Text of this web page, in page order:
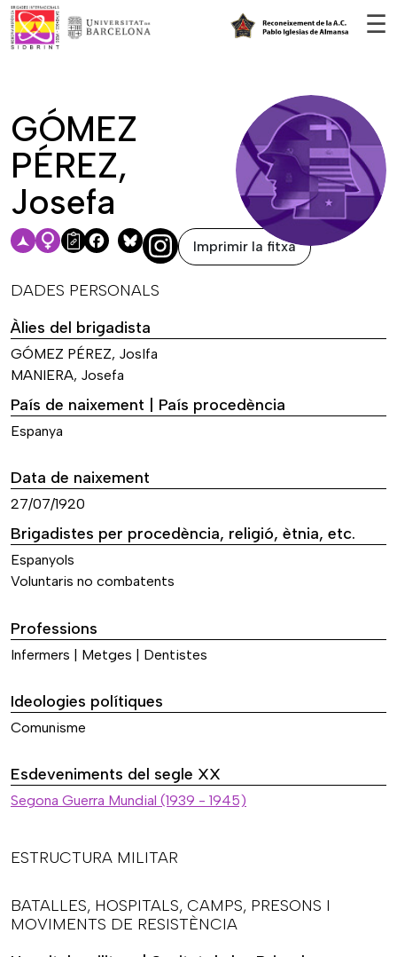
☰
GÓMEZ
PÉREZ,
Josefa
Facebook
Bluesky Imprimir la fitxa
DADES PERSONALS
Àlies del brigadista
GÓMEZ PÉREZ, JosIfa
MANIERA, Josefa
País de naixement | País procedència
Espanya
Data de naixement
27/07/1920
Brigadistes per procedència, religió, ètnia, etc.
Espanyols
Voluntaris no combatents
Professions
Infermers | Metges | Dentistes
Ideologies polítiques
Comunisme
Esdeveniments del segle XX
Segona Guerra Mundial (1939 - 1945)
ESTRUCTURA MILITAR
BATALLES, HOSPITALS, CAMPS, PRESONS I
MOVIMENTS DE RESISTÈNCIA